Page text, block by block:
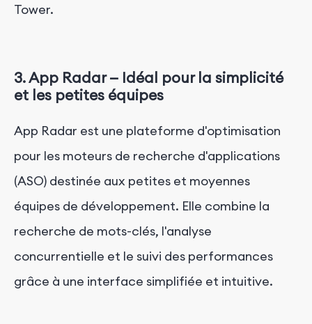
Tower.
3.App Radar — Idéal pour la simplicité
et les petites équipes
App Radar est une plateforme d'optimisation
pour les moteurs de recherche d'applications
(ASO) destinée aux petites et moyennes
équipes de développement. Elle combine la
recherche de mots-clés, l'analyse
concurrentielle et le suivi des performances
grâce à une interface simplifiée et intuitive.